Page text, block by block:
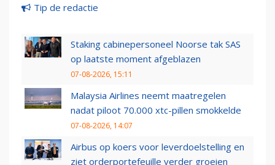
Tip de redactie
Staking cabinepersoneel Noorse tak SAS
op laatste moment afgeblazen
07-08-2026, 15:11
Malaysia Airlines neemt maatregelen
nadat piloot 70.000 xtc-pillen smokkelde
07-08-2026, 14:07
Airbus op koers voor leverdoelstelling en
ziet orderportefeuille verder groeien